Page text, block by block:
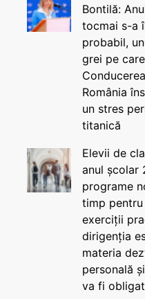
Bontilă:
tocmai s-a
probabil,
grei pe
România
un stres
titanică
Elevii de
anul școlar
programe
timp
exerciții
dirigenția
materia
personală
va fi